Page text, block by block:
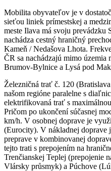
Mobilita obyvateľov je v
sieťou liniek prímestskej a
meste Ilava má svoju prevádzku
nachádza cestný hraničný
Kameň / Nedašova Lhota.
ČR sa nachádzajú mimo územia
Brumov-Bylnice a Lysá pod
Železničná trať č. 120
našom regióne paralelne s
elektrifikovaná trať s
Pričom po ukončení súčasnej
km/h. V osobnej doprave je
(Eurocity). V nákladnej doprave
preprave v kombinovanej
tejto trati s prepojením na
Trenčianskej Teplej (prepojenie
Vlársky průsmyk) a Púchove